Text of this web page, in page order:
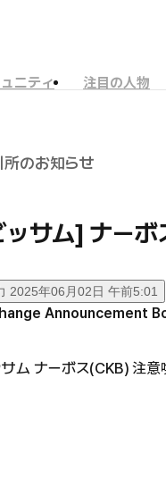
ニティ
注目の人物
所のお知らせ
ッサム] ナー
2025年06月02日 午前5:01
Announcement
サム ナーボス(CKB)